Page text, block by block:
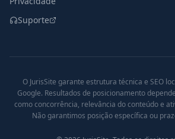
Suporte
O JurisSite garante estrutura técnica e SEO
Google. Resultados de posicionamento
como concorrência, relevância do conteúdo e
Não garantimos posição específica ou